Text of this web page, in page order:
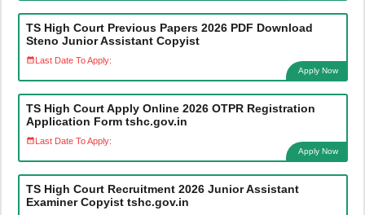
TS High Court Previous Papers 2026 PDF Download
Steno Junior Assistant Copyist
Last Date To Apply:
Apply Now
TS High Court Apply Online 2026 OTPR Registration
Application Form tshc.gov.in
Last Date To Apply:
Apply Now
TS High Court Recruitment 2026 Junior Assistant
Examiner Copyist tshc.gov.in